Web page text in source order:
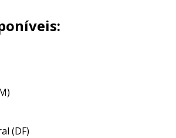
atributos é a baixa
energética. a fibra cerâmica
em fornos, caldeiras, e em
onde a preservação
assim para a
e melhora do
sistema.
(DF)